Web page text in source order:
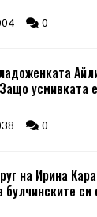
0
усмивката
0
на Ирина
булчинските